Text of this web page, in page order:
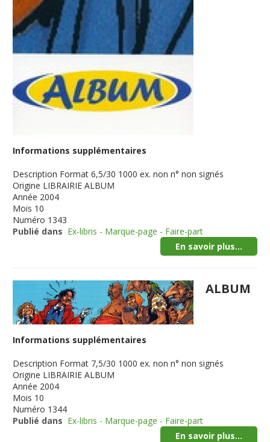
Informations supplémentaires
Description Format 6,5/30 1000 ex. non n° non signés
Origine LIBRAIRIE ALBUM
Année 2004
Mois 10
Numéro 1343
Publié dans Ex-libris - Marque-page - Faire-part
En savoir plus...
ALBUM
Informations supplémentaires
Description Format 7,5/30 1000 ex. non n° non signés
Origine LIBRAIRIE ALBUM
Année 2004
Mois 10
Numéro 1344
Publié dans Ex-libris - Marque-page - Faire-part
En savoir plus...